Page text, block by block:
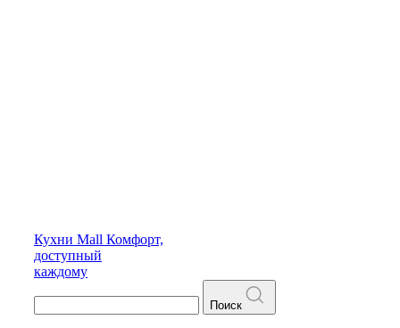
Кухни Mall Комфорт,
доступный
каждому
Поиск